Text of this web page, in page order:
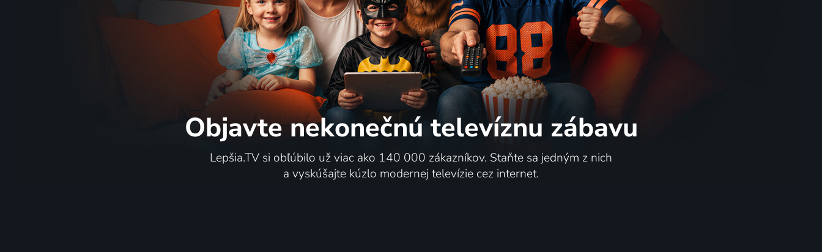
Objavte nekonečnú televíznu zábavu
Lepšia.TV si obľúbilo už viac ako 140 000 zákazníkov. Staňte sa jedným z nich
a vyskúšajte kúzlo modernej televízie cez internet.